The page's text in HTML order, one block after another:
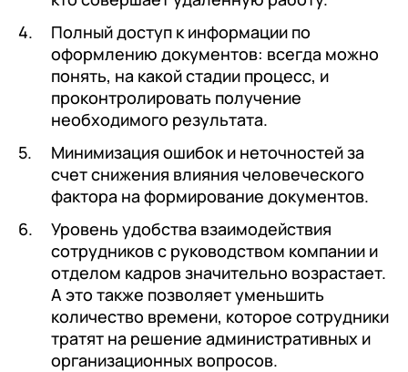
Полный доступ к информации по
оформлению документов: всегда можно
понять, на какой стадии процесс, и
проконтролировать получение
необходимого результата.
Минимизация ошибок и неточностей за
счет снижения влияния человеческого
фактора на формирование документов.
Уровень удобства взаимодействия
сотрудников с руководством компании и
отделом кадров значительно возрастает.
А это также позволяет уменьшить
количество времени, которое сотрудники
тратят на решение административных и
организационных вопросов.
+7 Номер телефона
+7 Номер телефона
+7 Номер телефона
Перейти в корзину